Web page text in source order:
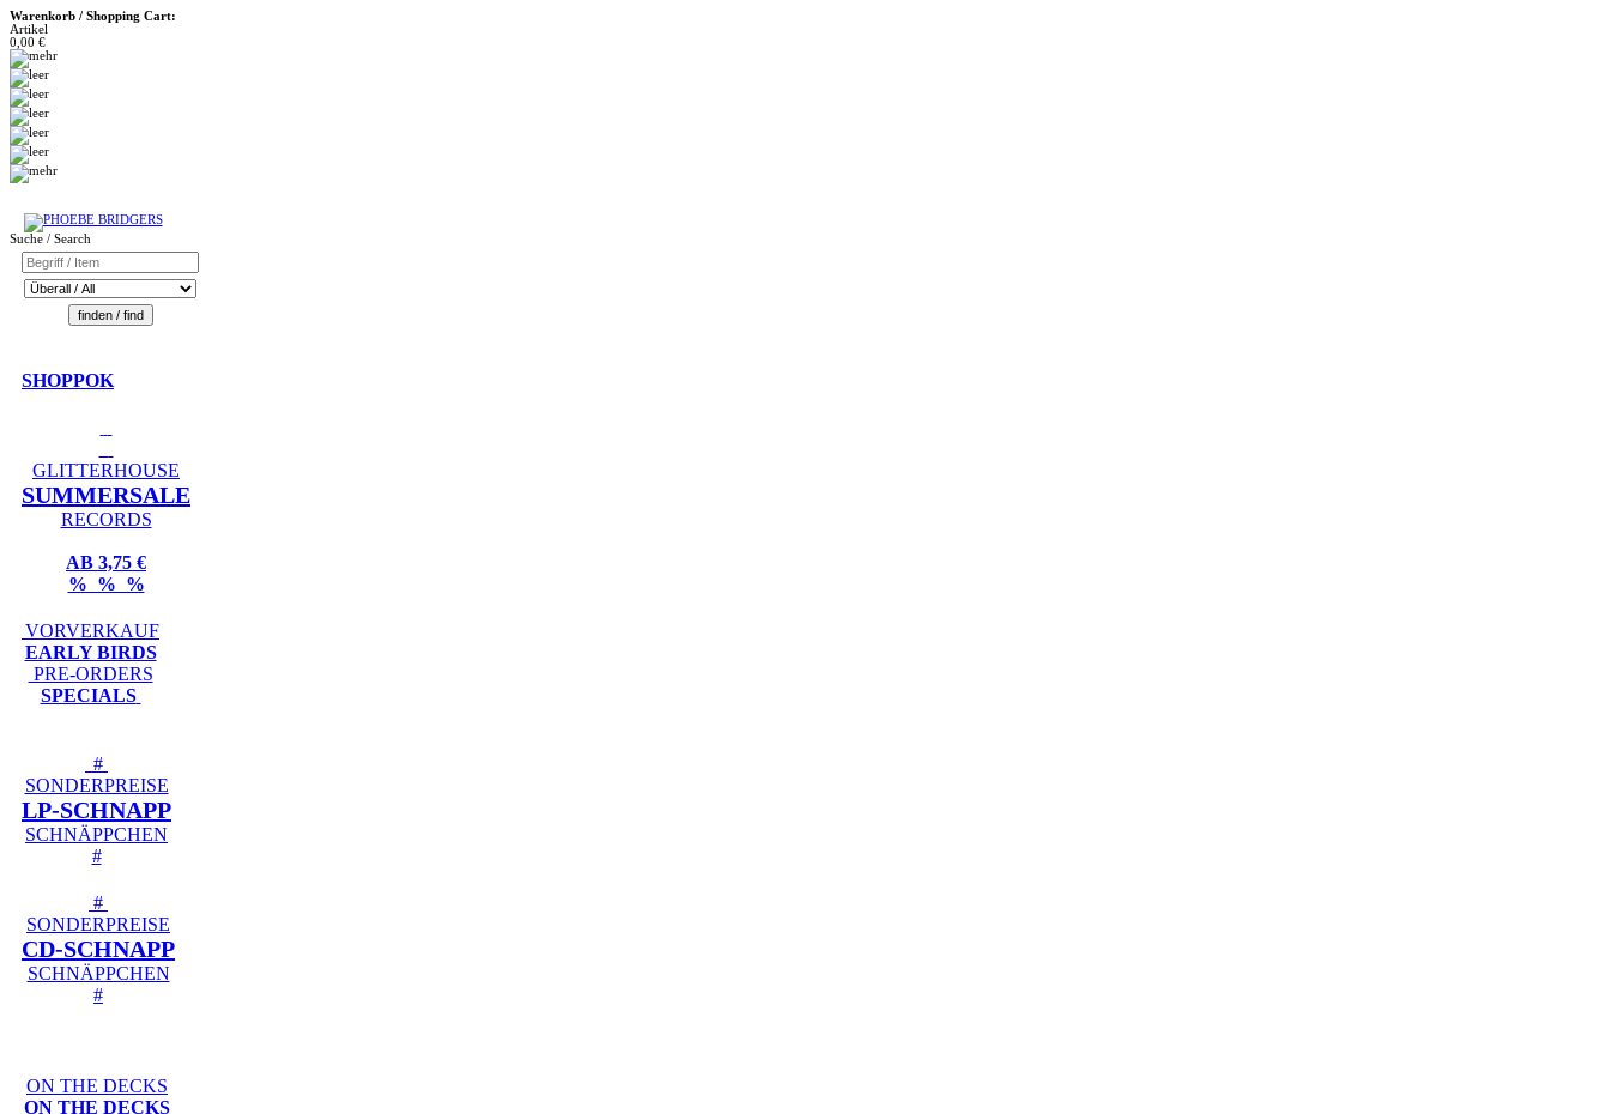
Warenkorb / Shopping Cart:
Artikel
0,00 €
Suche / Search
SHOPPOK
GLITTERHOUSE
SUMMERSALE
RECORDS
AB 3,75 €
% % %
VORVERKAUF
EARLY BIRDS
PRE-ORDERS
SPECIALS
#
SONDERPREISE
LP-SCHNAPP
SCHNÄPPCHEN
#
#
SONDERPREISE
CD-SCHNAPP
SCHNÄPPCHEN
#
ON THE DECKS
ON THE DECKS